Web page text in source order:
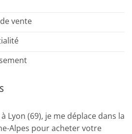
vente
Lyon (69), je me déplace dans la
Alpes pour acheter votre